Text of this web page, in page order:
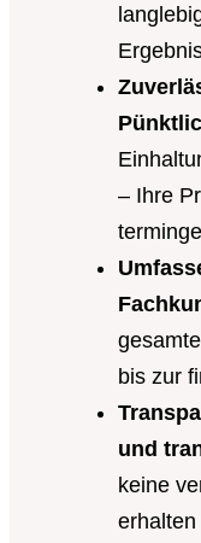
– Ihre
bis zur
und
keine